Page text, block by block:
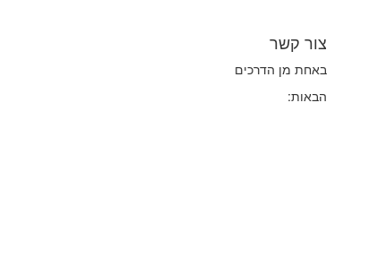
צור קשר
באחת מן הדרכים
הבאות: